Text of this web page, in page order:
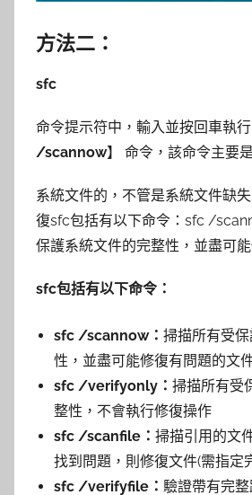
方法二：
sfc
命令提示符中，輸入並按回車執
/scannow】 命令，該命令主要
系統文件的，不管是系統文件缺
復sfc包括有以下命令：sfc /
保護系統文件的完整性，並盡可
sfc包括有以下命令：
sfc /scannow： 掃描所有受
性，並盡可能修復有問題的文
sfc /verifyonly： 掃描所有受
整性，不會執行修復操作
sfc /scanfile： 掃描引用的文
找到問題，則修復文件(需指定
sfc /verifyfile： 驗證帶有完